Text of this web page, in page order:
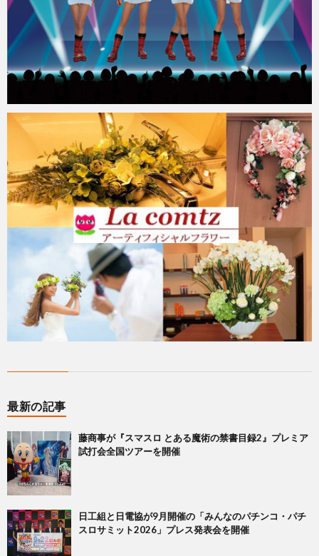
最新の記事
藤商事が『スマスロ とある魔術の禁書目録2』プレミア
試打会全国ツアーを開催
日工組と日電協が9月開催の「みんなのパチンコ・パチ
スロサミット2026」プレス発表会を開催